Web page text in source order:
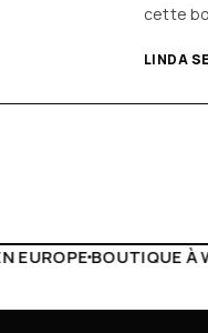
cette
LINDA
LIVRAISON